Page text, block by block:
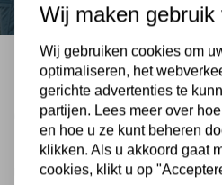
Bel mij terug
Gratis, vrijblijvend advies
Uw naam:
Wij maken gebruik
Wij gebruiken cookies om
optimaliseren, het
gerichte advertenties te
partijen. Lees meer over
en hoe u ze kunt beheren
klikken. Als u akkoord gaat
cookies, klikt u op